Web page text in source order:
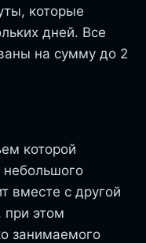
которые
дней. Все
на сумму до 2
которой
небольшого
вместе с другой
при этом
занимаемого